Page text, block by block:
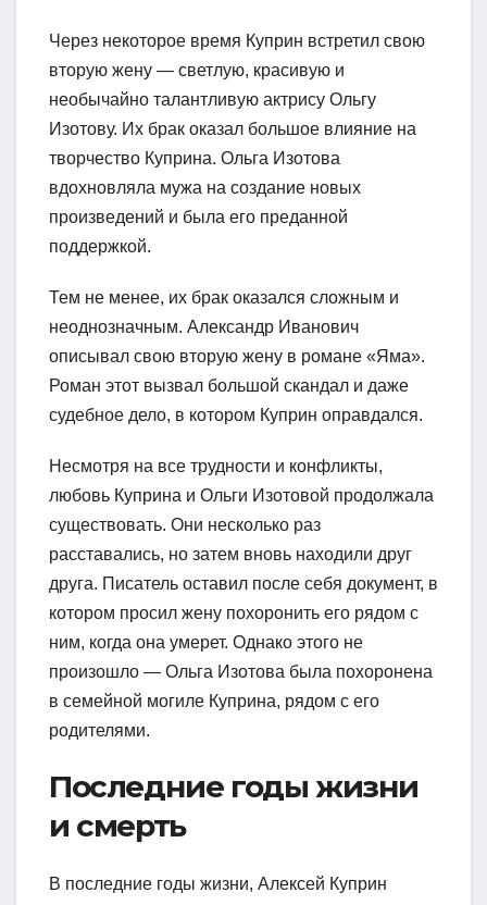
Через некоторое время Куприн встретил свою
вторую жену — светлую, красивую и
необычайно талантливую актрису Ольгу
Изотову. Их брак оказал большое влияние на
творчество Куприна. Ольга Изотова
вдохновляла мужа на создание новых
произведений и была его преданной
поддержкой.
Тем не менее, их брак оказался сложным и
неоднозначным. Александр Иванович
описывал свою вторую жену в романе «Яма».
Роман этот вызвал большой скандал и даже
судебное дело, в котором Куприн оправдался.
Несмотря на все трудности и конфликты,
любовь Куприна и Ольги Изотовой продолжала
существовать. Они несколько раз
расставались, но затем вновь находили друг
друга. Писатель оставил после себя документ, в
котором просил жену похоронить его рядом с
ним, когда она умерет. Однако этого не
произошло — Ольга Изотова была похоронена
в семейной могиле Куприна, рядом с его
родителями.
Последние годы жизни
и смерть
В последние годы жизни, Алексей Куприн